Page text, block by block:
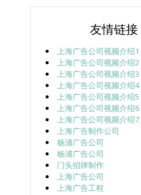
友情链接
上海广告公司视频介绍1
上海广告公司视频介绍2
上海广告公司视频介绍3
上海广告公司视频介绍4
上海广告公司视频介绍5
上海广告公司视频介绍6
上海广告公司视频介绍7
上海广告制作公司
杨浦广告公司
杨浦广告公司
门头招牌制作
上海广告公司
上海广告工程